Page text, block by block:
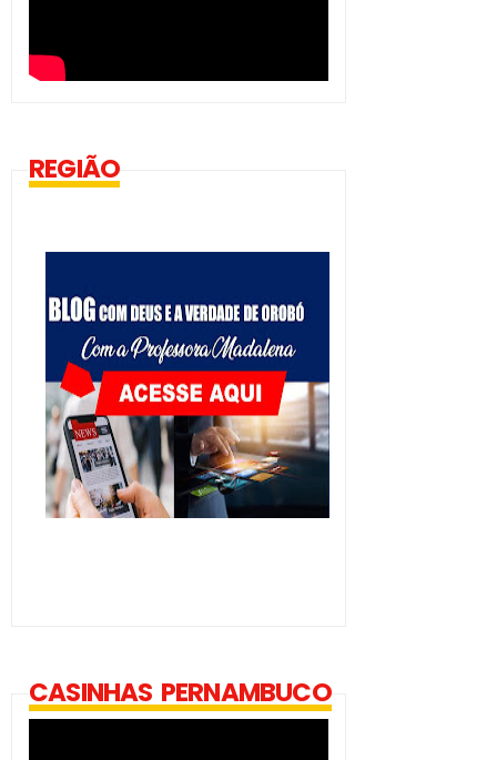
REGIÃO
CASINHAS PERNAMBUCO